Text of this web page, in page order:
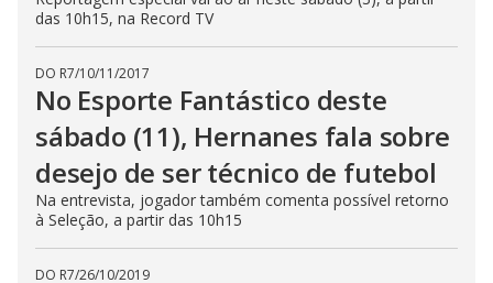
das 10h15, na Record TV
DO R7/10/11/2017
No Esporte Fantástico deste
sábado (11), Hernanes fala sobre
desejo de ser técnico de futebol
Na entrevista, jogador também comenta possível retorno
à Seleção, a partir das 10h15
DO R7/26/10/2019